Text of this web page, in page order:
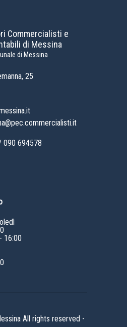
Commercialisti e
di Messina
di Messina
25
090 694578
16:00
All rights reserved -